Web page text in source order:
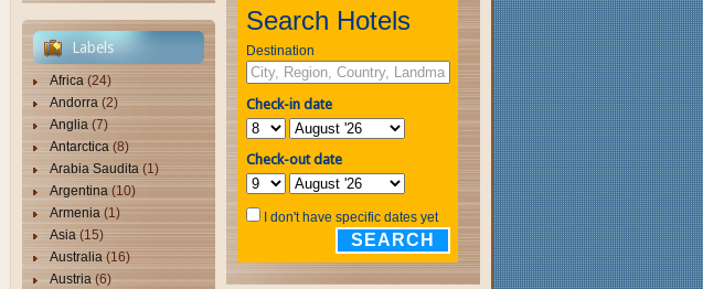
Labels
Africa (24)
Andorra (2)
Anglia (7)
Antarctica (8)
Arabia Saudita (1)
Argentina (10)
Armenia (1)
Asia (15)
Australia (16)
Austria (6)
Search Hotels
Destination
Check-in date
Check-out date
I don't have specific dates yet
SEARCH